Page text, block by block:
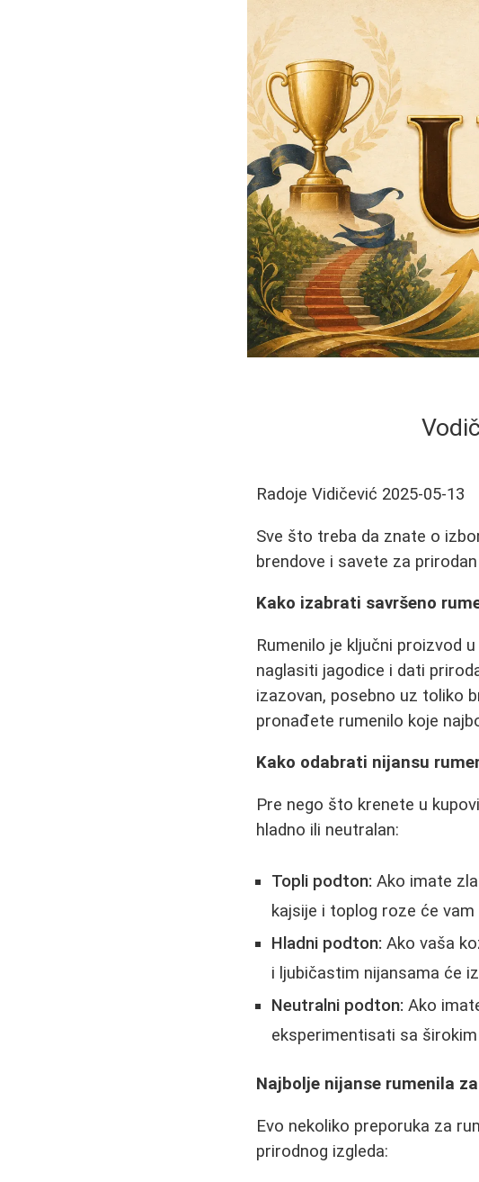
Radoje Vidičević 2025-05-13
Sve što treba da znate o
brendove i savete za
Kako izabrati savršeno
Rumenilo je ključni proizvod
naglasiti jagodice i dati
izazovan, posebno uz toliko
pronađete rumenilo koje
Kako odabrati nijansu
Pre nego što krenete u
hladno ili neutralan:
Topli podton: Ako imate
kajsije i toplog roze će
Hladni podton: Ako vaša
i ljubičastim nijansama će
Neutralni podton: Ako
eksperimentisati sa
Najbolje nijanse rumenila
Evo nekoliko preporuka za
prirodnog izgleda: